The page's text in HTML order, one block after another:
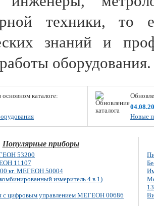
техники, то
знаний и
каталоге:
Новые
Популярные приборы
53200
11107
кг. МЕГЕОН 50004
измеритель 4 в 1)
с цифровым управлением МЕГЕОН 00686